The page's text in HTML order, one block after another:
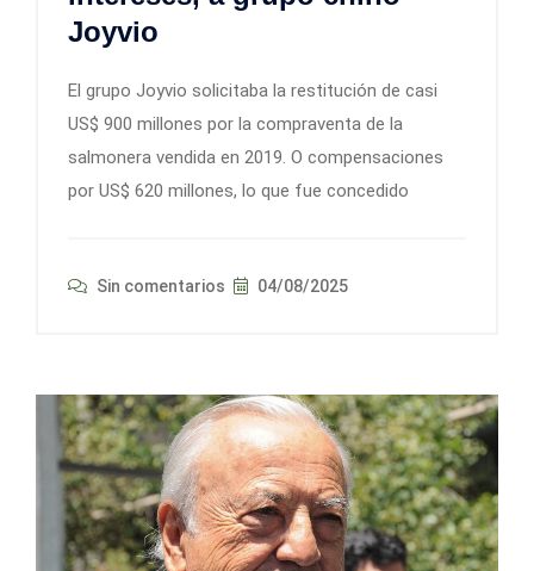
Joyvio
El grupo Joyvio solicitaba la restitución de casi
US$ 900 millones por la compraventa de la
salmonera vendida en 2019. O compensaciones
por US$ 620 millones, lo que fue concedido
Sin comentarios 04/08/2025